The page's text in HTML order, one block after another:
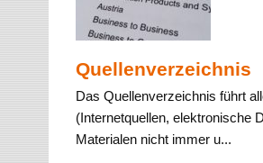
Quellenverzeichnis
Das Quellenverzeichnis führt
(Internetquellen, elektronische
Materialen nicht immer u...